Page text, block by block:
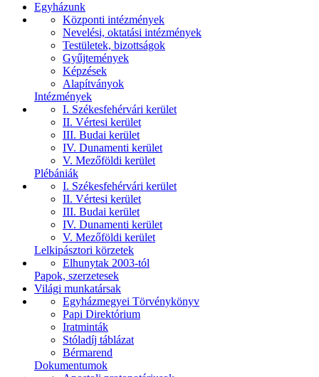
Egyházunk
Központi intézmények
Nevelési, oktatási intézmények
Testületek, bizottságok
Gyűjtemények
Képzések
Alapítványok
Intézmények
I. Székesfehérvári kerület
II. Vértesi kerület
III. Budai kerület
IV. Dunamenti kerület
V. Mezőföldi kerület
Plébániák
I. Székesfehérvári kerület
II. Vértesi kerület
III. Budai kerület
IV. Dunamenti kerület
V. Mezőföldi kerület
Lelkipásztori körzetek
Elhunytak 2003-tól
Papok, szerzetesek
Világi munkatársak
Egyházmegyei Törvénykönyv
Papi Direktórium
Iratminták
Stóladíj táblázat
Bérmarend
Dokumentumok